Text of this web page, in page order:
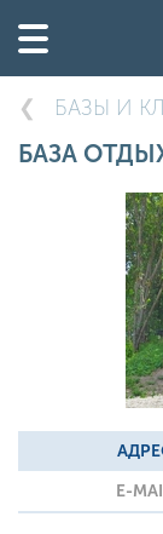
БАЗЫ И
БАЗА
E-